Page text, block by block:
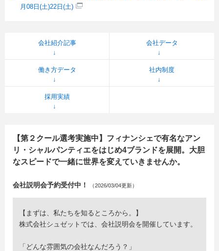
月08日(土)22日(土)
会社紹介記事 会社データ
働き方データ 社内制度
採用実績
【第２クール選考実施中】フィナンシェで有名なアン
リ・シャルパンティエをはじめ4ブランドを展開。大胆
なスピードで一緒に世界を変えていきませんか。
会社説明会予約受付中！ （2026/03/04更新）
【まずは、私たちを知るところから。】
株式会社シュゼットでは、会社説明会を開催しています。
「どんな雰囲気の会社なんだろう？」